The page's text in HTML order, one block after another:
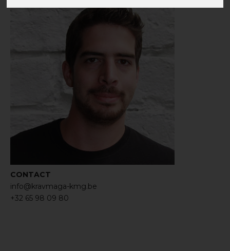
CONTACT
info@kravmaga-kmg.be
+32 65 98 09 80